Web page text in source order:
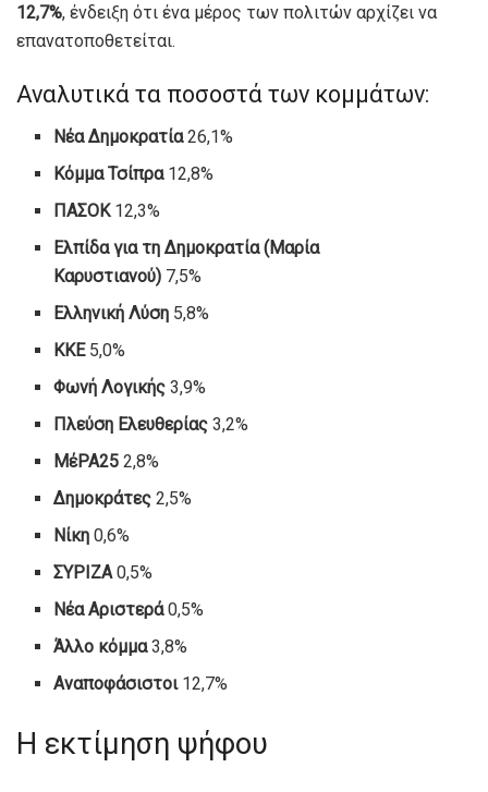
12,7%, ένδειξη ότι ένα μέρος των πολιτών αρχίζει να
επανατοποθετείται.
Αναλυτικά τα ποσοστά των κομμάτων:
Νέα Δημοκρατία26,1%
Κόμμα Τσίπρα12,8%
ΠΑΣΟΚ12,3%
Ελπίδα για τη Δημοκρατία (Μαρία
Καρυστιανού) 7,5%
Ελληνική Λύση 5,8%
ΚΚΕ5,0%
Φωνή Λογικής 3,9%
Πλεύση Ελευθερίας 3,2%
ΜέΡΑ25 2,8%
Δημοκράτες 2,5%
Νίκη 0,6%
ΣΥΡΙΖΑ0,5%
Νέα Αριστερά0,5%
Άλλο κόμμα3,8%
Αναποφάσιστοι12,7%
Η εκτίμηση ψήφου